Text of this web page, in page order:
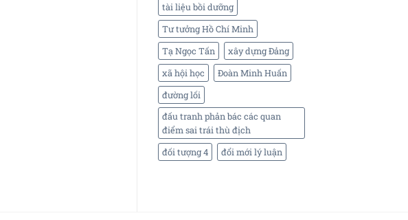
tài liệu bồi dưỡng
Tư tưởng Hồ Chí Minh
Tạ Ngọc Tấn
xây dựng Đảng
xã hội học
Đoàn Minh Huấn
đường lối
đấu tranh phản bác các quan
điểm sai trái thù địch
đối tượng 4
đổi mới lý luận